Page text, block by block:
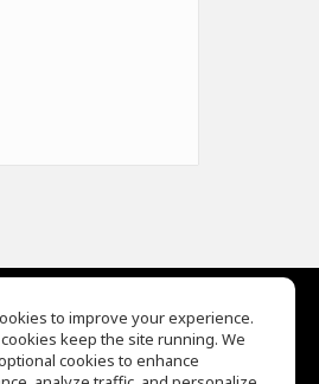
Training
Machine
to improve your experience.
keep the site running. We
cookies to enhance